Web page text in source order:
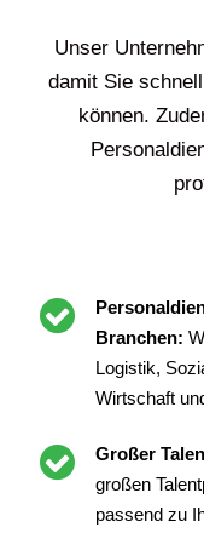
Unser
damit Sie
können.
Branchen:
Logistik,
Wirtschaft
Großer
großen
passend zu